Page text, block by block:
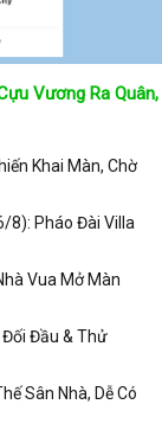
nhé!
toàn bộ các giải
sẽ cập nhanh
bóng đá diễn ra ở
Vương Ra Quân,
Khai Màn, Chờ
8): Pháo Đài Villa
Vua Mở Màn
Đầu & Thử
Sân Nhà, Dễ Có